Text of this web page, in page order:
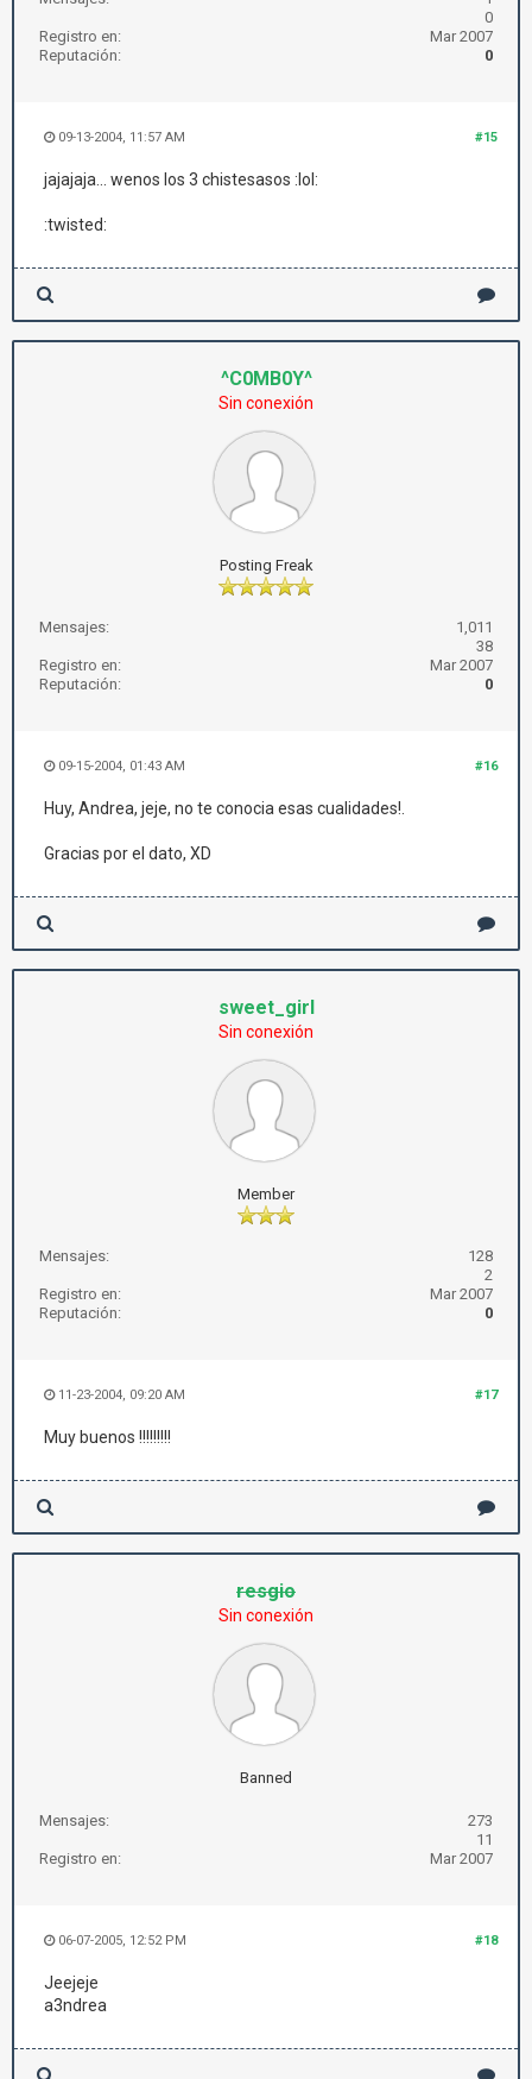
0
Registro en:
Mar 2007
Reputación:
0
#15
09-13-2004, 11:57 AM
jajajaja... wenos los 3 chistesasos :lol:
:twisted:
^C0MB0Y^
Sin conexión
Posting Freak
Mensajes:
1,011
38
Registro en:
Mar 2007
Reputación:
0
#16
09-15-2004, 01:43 AM
Huy, Andrea, jeje, no te conocia esas cualidades!.
Gracias por el dato, XD
sweet_girl
Sin conexión
Member
Mensajes:
128
2
Registro en:
Mar 2007
Reputación:
0
#17
11-23-2004, 09:20 AM
Muy buenos !!!!!!!!!
resgio
Sin conexión
Banned
Mensajes:
273
11
Registro en:
Mar 2007
#18
06-07-2005, 12:52 PM
Jeejeje
a3ndrea